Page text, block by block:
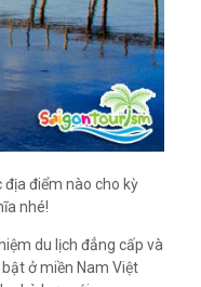
điểm nào cho kỳ
nhé!
du lịch đẳng cấp và
ở miền Nam Việt